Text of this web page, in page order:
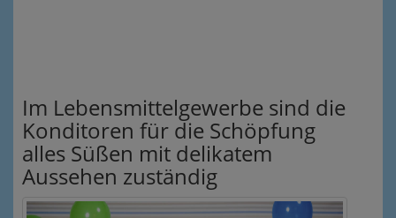
Im Lebensmittelgewerbe sind die
Konditoren für die Schöpfung
alles Süßen mit delikatem
Aussehen zuständig